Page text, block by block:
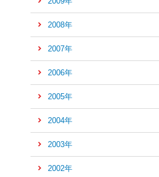
2008年
2007年
2006年
2005年
2004年
2003年
2002年